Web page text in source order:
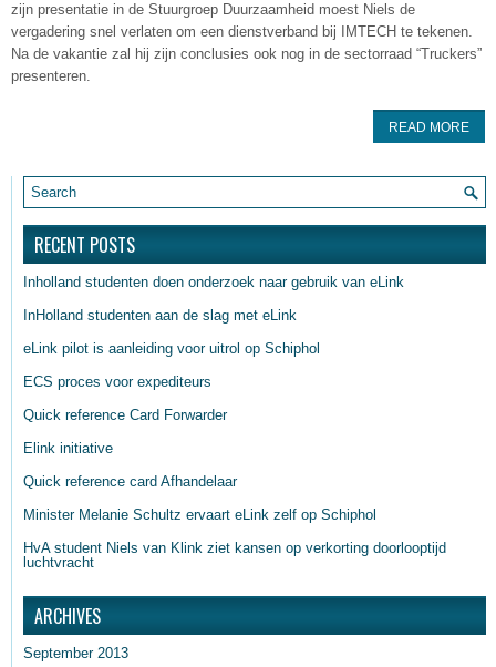
zijn presentatie in de Stuurgroep Duurzaamheid moest Niels de
vergadering snel verlaten om een dienstverband bij IMTECH te tekenen.
Na de vakantie zal hij zijn conclusies ook nog in de sectorraad “Truckers”
presenteren.
READ MORE
RECENT POSTS
Inholland studenten doen onderzoek naar gebruik van eLink
InHolland studenten aan de slag met eLink
eLink pilot is aanleiding voor uitrol op Schiphol
ECS proces voor expediteurs
Quick reference Card Forwarder
Elink initiative
Quick reference card Afhandelaar
Minister Melanie Schultz ervaart eLink zelf op Schiphol
HvA student Niels van Klink ziet kansen op verkorting doorlooptijd
luchtvracht
ARCHIVES
September 2013